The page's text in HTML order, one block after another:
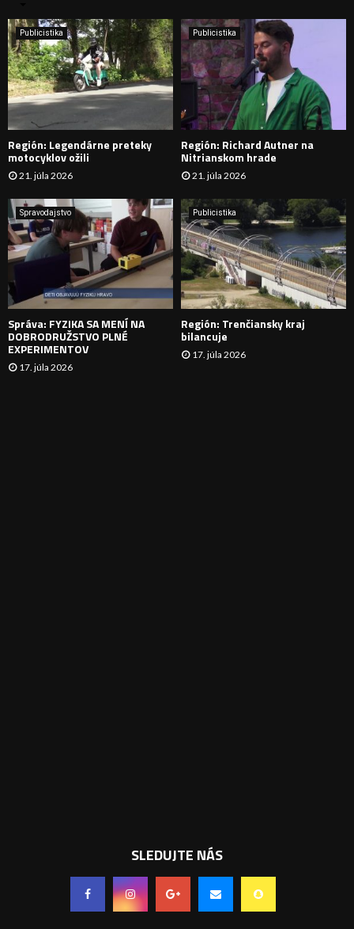
i
e
:
H
D
A
N
I
E
Publicistika
Región: Legendárne preteky
motocyklov ožili
21. júla 2026
Publicistika
Región: Richard Autner na
Nitrianskom hrade
21. júla 2026
Spravodajstvo
Správa: FYZIKA SA MENÍ NA
DOBRODRUŽSTVO PLNÉ
EXPERIMENTOV
17. júla 2026
Publicistika
Región: Trenčiansky kraj
bilancuje
17. júla 2026
SLEDUJTE NÁS